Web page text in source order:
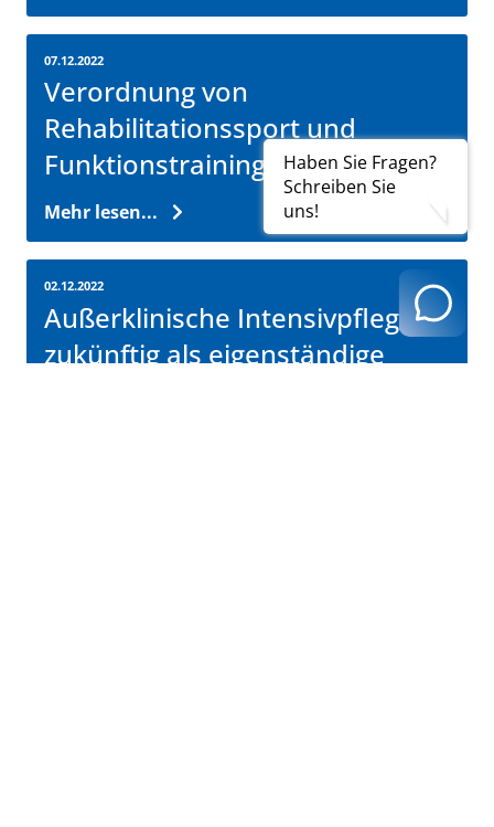
Haben Sie Fragen?
Schreiben Sie
uns!
07.12.2022
Verordnung von
Rehabilitationssport und
Funktionstraining
Mehr lesen...
02.12.2022
Außerklinische Intensivpflege
zukünftig als eigenständige